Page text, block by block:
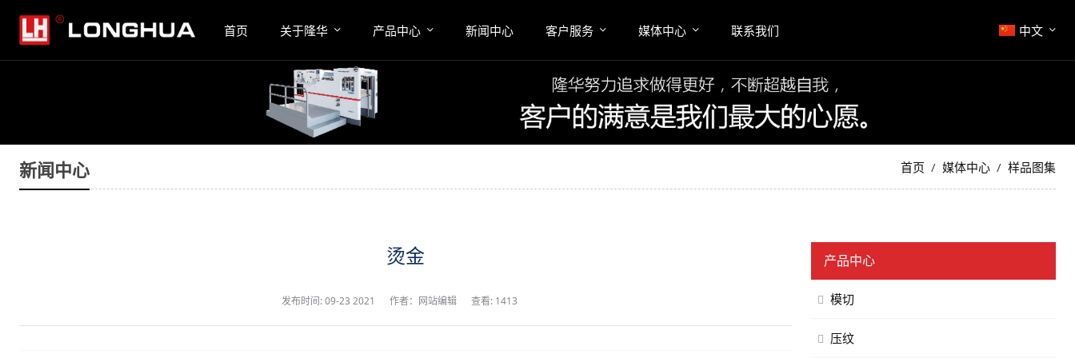
首页 关于隆华 产品中心 新闻中心 客户服务 媒体中心 联系我们 中文
新闻中心 首页 媒体中心 样品图集
烫金
发布时间:09-23 2021 作者：网站编辑 查看: 1413
产品中心
模切
压纹